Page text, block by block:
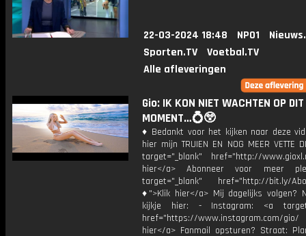
22-03-2024 18:48 NPO1
Sporten.TV
Voetbal.TV
Alle afleveringen
Gio: IK KON NIET WACHTEN OP DIT
MOMENT…💍😲
♦ Bedankt voor het kijken naar deze
hier mijn TRUIEN EN NOG MEER VETTE
target="_blank" href="http://
hier</a> Abonneer voor meer
target="_blank" href="http://bit.ly/
♦">Klik hier</a> Mij dagelijks volgen?
kijkje hier: - Instagram: <a
href="https://www.instagram.com/
hier</a> Fanmail opsturen? Straat: